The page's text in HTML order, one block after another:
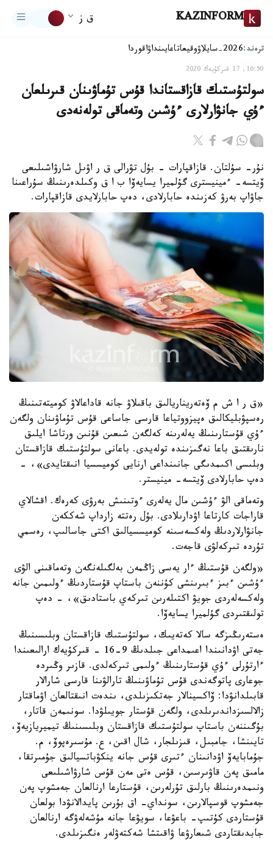
KAZINFORM ق ز
ترەند:2026-سايلاۋ وقيعاتاعايىنداۋاقوردا
16:50, 17 قىركۇيەك 2020
سولتۇستىك قازاقستاندا قۇس تۇماۋىنان قىرىلعان
ءۇي جانۋارلارى ءۇشىن وتەماقى تولەنەدى
نۇر- سۇلتان. قازاقپارات - بۇل تۋرالى ق ر اۋىل شارۋاشىلىعى
ۆيتسە- ءمينيسترى گۇلميرا يسايەۆا ب ا ق وكىلدەرىنىڭ سۇراعىنا
جاۋاپ بەرۋ كەزىندە حابارلادى، دەپ حابارلايدى قازاقپارات.
«ق ر ا ش م ۆەتەريناريالىق باقىلاۋ جانە قاداعالاۋ كوميتەتىنىڭ
رەسپۋبليكالىق ەپيزووتياعا قارسى جاساعى قۇس تۇماۋىنان ولگەن
ءۇي قۇستارىنىڭ يەلەرىنە كەلگەن شىعىن قۇنىن ورتاشا ايلىق
نارىقتىق باعا نەگىزىندە تولەيدى. باعانى سولتۇستىك قازاقستان
وبلىسى اكىمدىگى جانىنداعى ارنايى كوميسسيا انىقتايدى»، -
دەپ حابارلادى ۆيتسە- مينيستر.
وتەماقى الۋ ءۇشىن مال يەلەرى ءوتىنىش بەرۋى كەرەك. اقشالاي
قاراجات كارتاعا اۋدارىلادى. بۇل رەتتە زارداپ شەككەن
جانۋارلاردىڭ ولەكسەسىنە كوميسسيالىق اكتى جاسالىپ، رەسمي
تۇردە تىركەلۋى قاجەت.
«ولگەن قۇستىڭ ءار يەسى زاڭمەن بەلگىلەنگەن وتەماقىنى الۋى
ءۇشىن ءبىز ءبىرىنشى كۇننەن باستاپ قۇستاردىڭ ءولىمىن جانە
ولەكسەلەردى جويۋ اكتىلەرىن تىركەي باستادىق»، - دەپ
تولىقتىردى گۇلميرا يسايەۆا.
ەستەرىڭىزگە سالا كەتەيىك، سولتۇستىك قازاقستان وبلىسىنىڭ
جەتى اۋدانىندا اعىمداعى جىلدىڭ 9-16 - قىركۇيەك ارالىعىندا
ءارتۇرلى ءۇي قۇستارىنىڭ ءولىمى تىركەلدى. قازىر وڭىردە
جوعارى پاتوگەندى قۇس تۇماۋىنىڭ تارالۋىنا قارسى شارالار
قابىلدانۋدا: ۆاكسينالار جەتكىزىلدى، ىندەت انىقتالعان اۋماقتار
زالالسىزداندىرىلدى، ولگەن قۇستار جويىلۋدا. سونىمەن قاتار،
بۇگىننەن باستاپ سولتۇستىك قازاقستان وبلىسىنىڭ تيميريازيەۆ،
تايىنشا، جامبىل، قىزىلجار، شال اقىن، ع. مۇسىرەپوۆ، م.
جۇمابايەۆ اۋدانىنان ءتىرى قۇس جانە ينكۋباتسيالىق جۇمىرتقا،
مامىق پەن قاۋىرسىن، قۇس ەتى مەن قۇس شارۋاشىلىعى
ونىمدەرىنىڭ بارلىق تۇرلەرىن، قۇستارعا ارنالعان جەمشوپ پەن
جەمشوپ قوسپالارىن، سونداي- اق بۇرىن پايدالانۋدا بولعان
قۇستاردى كۇتىپ- باعۋعا، سويۋعا جانە مۇشەلەۋگە ارنالعان
جابدىقتاردى شىعارۋعا ۋاقىتشا شەكتەۋلەر ەنگىزىلدى.